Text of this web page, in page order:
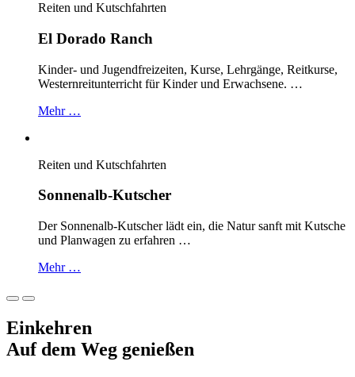
Reiten und Kutschfahrten
El Dorado Ranch
Kinder- und Jugendfreizeiten, Kurse, Lehrgänge, Reitkurse,
Westernreitunterricht für Kinder und Erwachsene. …
Mehr …
Reiten und Kutschfahrten
Sonnenalb-Kutscher
Der Sonnenalb-Kutscher lädt ein, die Natur sanft mit Kutsche
und Planwagen zu erfahren …
Mehr …
Einkehren
Auf dem Weg genießen